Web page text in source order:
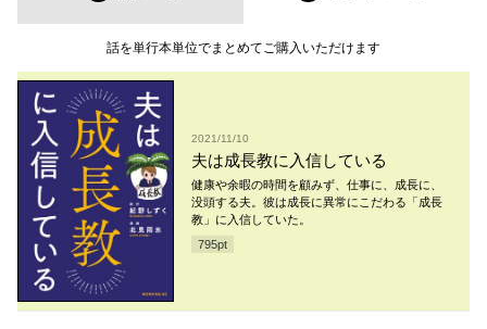
話を単行本単位でまとめてご購入いただけます
2021/11/10
夫は成長教に入信している
健康や余暇の時間を顧みず、仕事に、成長に、
没頭する夫。彼は成長に異常にこだわる「成長
教」に入信していた。
795pt